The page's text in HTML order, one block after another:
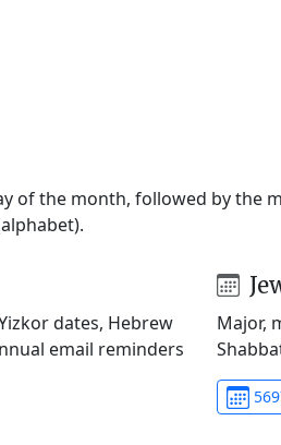
the month, followed by the
dates, Hebrew
email reminders
Major,